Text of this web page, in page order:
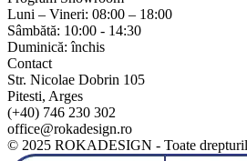
Luni – Vineri: 08:00 – 18:00
Sâmbătă: 10:00 - 14:30
Duminică: închis
Contact
Str. Nicolae Dobrin 105
Pitesti, Arges
(+40) 746 230 302
office@rokadesign.ro
© 2025 ROKADESIGN - Toate